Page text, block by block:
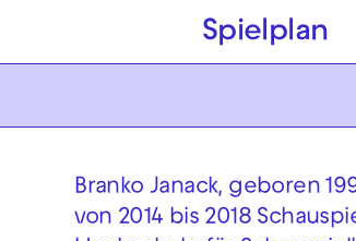
Zum Hauptinhalt
Spielplan
Branko Janack, geboren
von 2014 bis 2018